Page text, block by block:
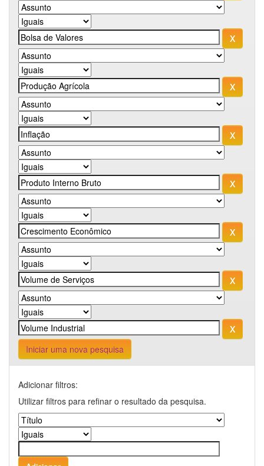
Iniciar uma nova pesquisa
Adicionar filtros:
Utilizar filtros para refinar o resultado da pesquisa.